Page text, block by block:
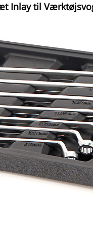
Inlay til